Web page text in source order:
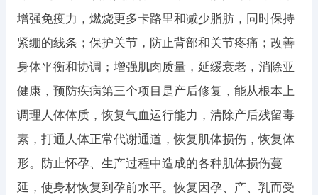
增强免疫力，燃烧更多卡路里和减少脂肪，同时保持
紧绷的线条；保护关节，防止背部和关节疼痛；改善
身体平衡和协调；增强肌肉质量，延缓衰老，消除亚
健康，预防疾病第三个项目是产后修复，能从根本上
调理人体体质，恢复气血运行能力，清除产后残留毒
素，打通人体正常代谢通道，恢复肌体损伤，恢复体
形。防止怀孕、生产过程中造成的各种肌体损伤蔓
延，使身材恢复到孕前水平。恢复因孕、产、乳而受